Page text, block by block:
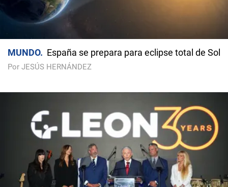
MUNDO España se prepara para eclipse total de Sol
Por JESÚS HERNÁNDEZ